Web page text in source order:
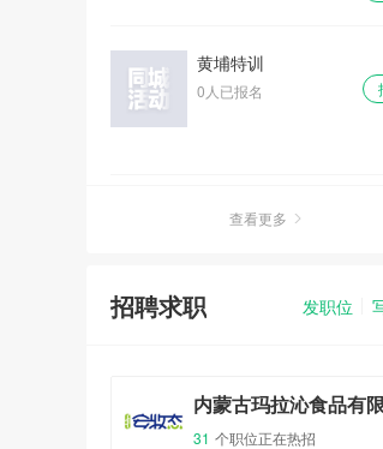
中公教育免费体验课
2021年度第1期“网上看房
24人已报名
查看更多
发职位
招聘求职
31 个职位正在热招